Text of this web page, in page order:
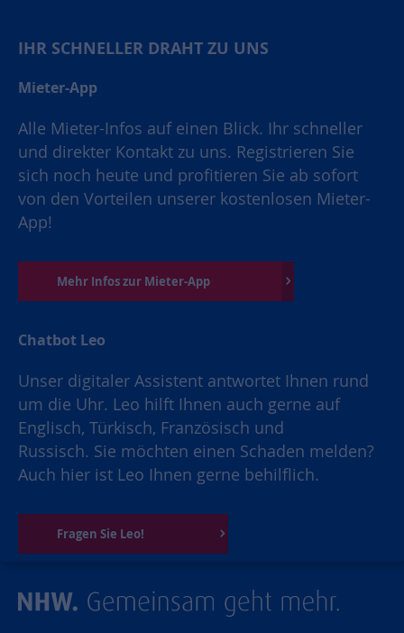
IHR SCHNELLER DRAHT ZU UNS
Mieter-App
Alle Mieter-Infos auf einen Blick. Ihr schneller
und direkter Kontakt zu uns. Registrieren Sie
sich noch heute und profitieren Sie ab sofort
von den Vorteilen unserer kostenlosen Mieter-
App!
Mehr Infos zur Mieter-App
Chatbot Leo
Unser digitaler Assistent antwortet Ihnen rund
um die Uhr. Leo hilft Ihnen auch gerne auf
Englisch, Türkisch, Französisch und
Russisch. Sie möchten einen Schaden melden?
Auch hier ist Leo Ihnen gerne behilflich.
Fragen Sie Leo!